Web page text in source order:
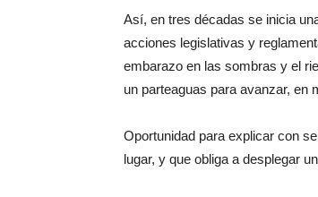
Así, en tres décadas se inicia
acciones legislativas y
embarazo en las sombras y el
un parteaguas para avanzar, en
Oportunidad para explicar con
lugar, y que obliga a desplegar